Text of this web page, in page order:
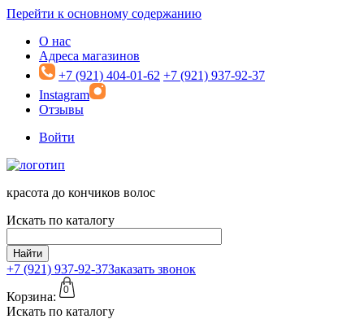
Перейти к основному содержанию
О нас
Адреса магазинов
+7 (921) 404-01-62 +7 (921) 937-92-37
Instagram
Отзывы
Войти
красота до кончиков волос
Искать по каталогу
Найти
+7 (921) 937-92-37Заказать звонок
Корзина:
0
Искать по каталогу